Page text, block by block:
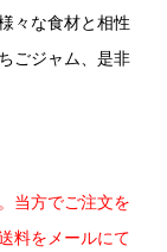
々な食材と相性
ごジャム、是非
当方でご注文を
料をメールにて